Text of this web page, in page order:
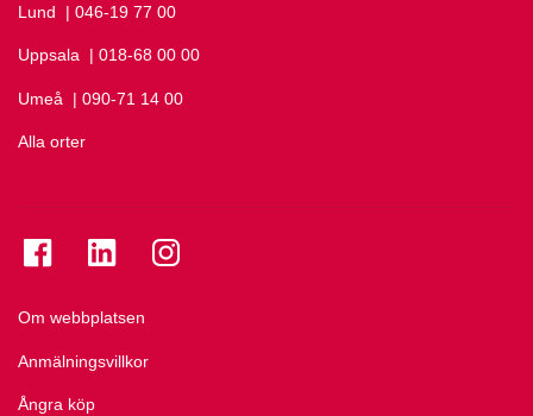
Lund Ring Lund på
| 046-19 77 00
Uppsala Ring Uppsala på
| 018-68 00 00
Umeå Ring Umeå på
| 090-71 14 00
Alla orter
Om webbplatsen
Anmälningsvillkor
Ångra köp
Se folkuniversitetet på Facebook
Se folkuniversitetet på LinkedIn